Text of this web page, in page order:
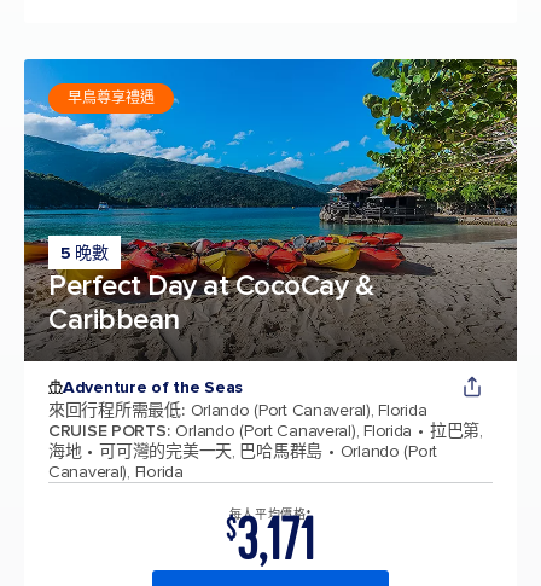
5 晚數
Perfect Day at CocoCay &
Caribbean
早鳥尊享禮遇
Adventure of the Seas
來回行程所需最低: Orlando (Port Canaveral), Florida
CRUISE PORTS: Orlando (Port Canaveral), Florida
拉巴第,
海地
可可灣的完美一天, 巴哈馬群島
Orlando (Port
Canaveral), Florida
每人平均價格*
$3,171